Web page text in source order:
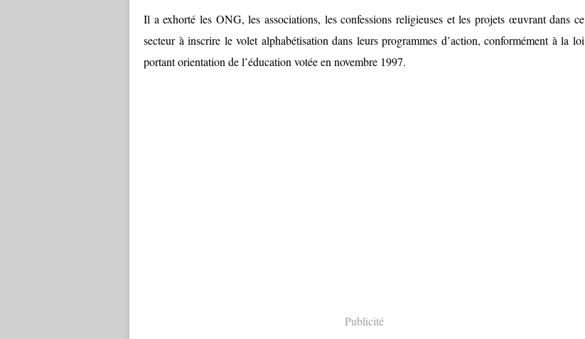
Il a exhorté les ONG, les associations, les confessions religieuses et les projets œuvrant dans ce
secteur à inscrire le volet alphabétisation dans leurs programmes d’action, conformément à la loi
portant orientation de l’éducation votée en novembre 1997.
Publicité